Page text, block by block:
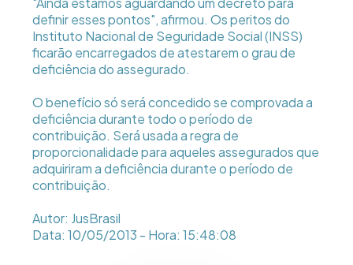
definir esses pontos", afirmou. Os peritos do
Instituto Nacional de Seguridade Social (INSS)
ficarão encarregados de atestarem o grau de
deficiência do assegurado.
O benefício só será concedido se comprovada a
deficiência durante todo o período de
contribuição. Será usada a regra de
proporcionalidade para aqueles assegurados que
adquiriram a deficiência durante o período de
contribuição.
Autor: JusBrasil
Data: 10/05/2013 - Hora: 15:48:08